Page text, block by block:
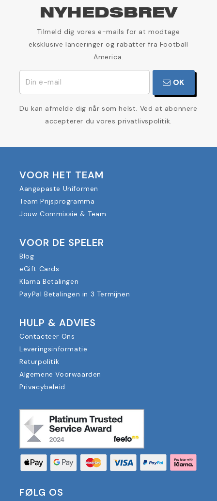
NYHEDSBREV
Tilmeld dig vores e-mails for at modtage
eksklusive lanceringer og rabatter fra Football
America.
OK
Du kan afmelde dig når som helst. Ved at abonnere
accepterer du vores privatlivspolitik.
VOOR HET TEAM
Aangepaste Uniformen
Team Prijsprogramma
Jouw Commissie & Team
VOOR DE SPELER
Blog
eGift Cards
Klarna Betalingen
PayPal Betalingen in 3 Termijnen
HULP & ADVIES
Contacteer Ons
Leveringsinformatie
Returpolitik
Algemene Voorwaarden
Privacybeleid
FØLG OS